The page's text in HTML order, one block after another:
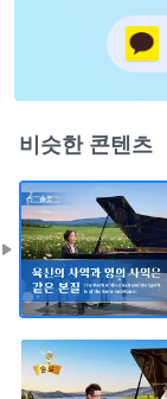
비슷한 콘텐츠